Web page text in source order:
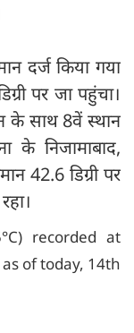
दर्ज किया गया
पर जा पहुंचा।
के साथ 8वें स्थान
के निजामाबाद,
42.6 डिग्री पर
recorded at
of today, 14th